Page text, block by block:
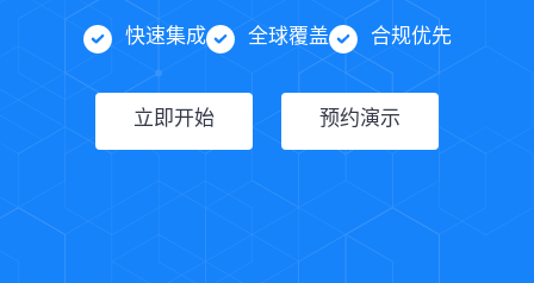
快速集成 全球覆盖 合规优先
立即开始 预约演示